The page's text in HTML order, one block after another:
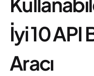
İyi 10
Aracı